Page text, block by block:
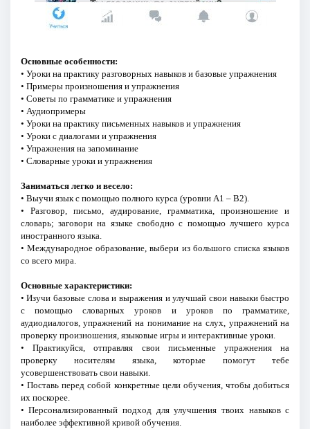
Основные особенности:
• Уроки на практику разговорных навыков и базовые упражнения
• Примеры произношения и упражнения
• Советы по грамматике и упражнения
• Аудиопримеры
• Уроки на практику письменных навыков и упражнения
• Уроки с диалогами и упражнения
• Упражнения на запоминание
• Словарные уроки и упражнения
Заниматься легко и весело:
• Выучи язык с помощью полного курса (уровни A1 – B2).
• Разговор, письмо, аудирование, грамматика, произношение и
словарь; заговори на языке свободно с помощью лучшего курса
иностранного языка.
• Международное образование, выбери из большого списка языков
со всего мира.
Основные характеристики:
• Изучи базовые слова и выражения и улучшай свои навыки быстро
с помощью словарных уроков и уроков по грамматике,
аудиодиалогов, упражнений на понимание на слух, упражнений на
проверку произношения, языковые игры и интерактивные уроки.
• Практикуйся, отправляя свои письменные упражнения на
проверку носителям языка, которые помогут тебе
усовершенствовать свои навыки.
• Поставь перед собой конкретные цели обучения, чтобы добиться
их поскорее.
• Персонализированный подход для улучшения твоих навыков с
наиболее эффективной кривой обучения.